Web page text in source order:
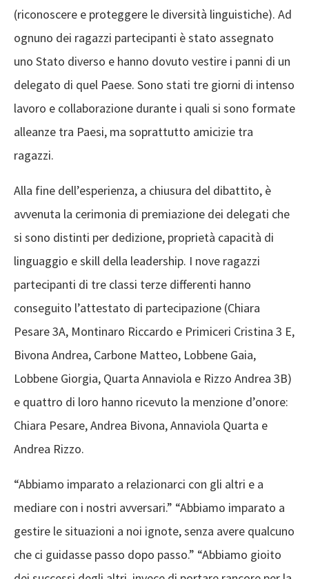
(riconoscere e proteggere le diversità linguistiche). Ad
ognuno dei ragazzi partecipanti è stato assegnato
uno Stato diverso e hanno dovuto vestire i panni di un
delegato di quel Paese. Sono stati tre giorni di intenso
lavoro e collaborazione durante i quali si sono formate
alleanze tra Paesi, ma soprattutto amicizie tra
ragazzi.
Alla fine dell’esperienza, a chiusura del dibattito, è
avvenuta la cerimonia di premiazione dei delegati che
si sono distinti per dedizione, proprietà capacità di
linguaggio e skill della leadership. I nove ragazzi
partecipanti di tre classi terze differenti hanno
conseguito l’attestato di partecipazione (Chiara
Pesare 3A, Montinaro Riccardo e Primiceri Cristina 3 E,
Bivona Andrea, Carbone Matteo, Lobbene Gaia,
Lobbene Giorgia, Quarta Annaviola e Rizzo Andrea 3B)
e quattro di loro hanno ricevuto la menzione d’onore:
Chiara Pesare, Andrea Bivona, Annaviola Quarta e
Andrea Rizzo.
“Abbiamo imparato a relazionarci con gli altri e a
mediare con i nostri avversari.” “Abbiamo imparato a
gestire le situazioni a noi ignote, senza avere qualcuno
che ci guidasse passo dopo passo.” “Abbiamo gioito